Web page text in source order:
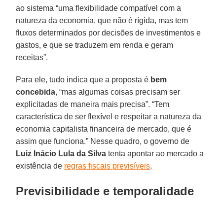
ao sistema “uma flexibilidade compatível com a
natureza da economia, que não é rígida, mas tem
fluxos determinados por decisões de investimentos e
gastos, e que se traduzem em renda e geram
receitas”.
Para ele, tudo indica que a proposta é bem
concebida, “mas algumas coisas precisam ser
explicitadas de maneira mais precisa”. “Tem
característica de ser flexível e respeitar a natureza da
economia capitalista financeira de mercado, que é
assim que funciona.” Nesse quadro, o governo de
Luiz Inácio Lula da Silva tenta apontar ao mercado a
existência de regras fiscais previsíveis.
Previsibilidade e temporalidade